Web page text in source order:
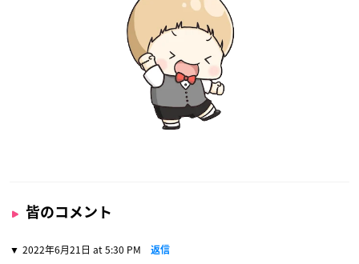
皆のコメント
2022年6月21日 at 5:30 PM 返信